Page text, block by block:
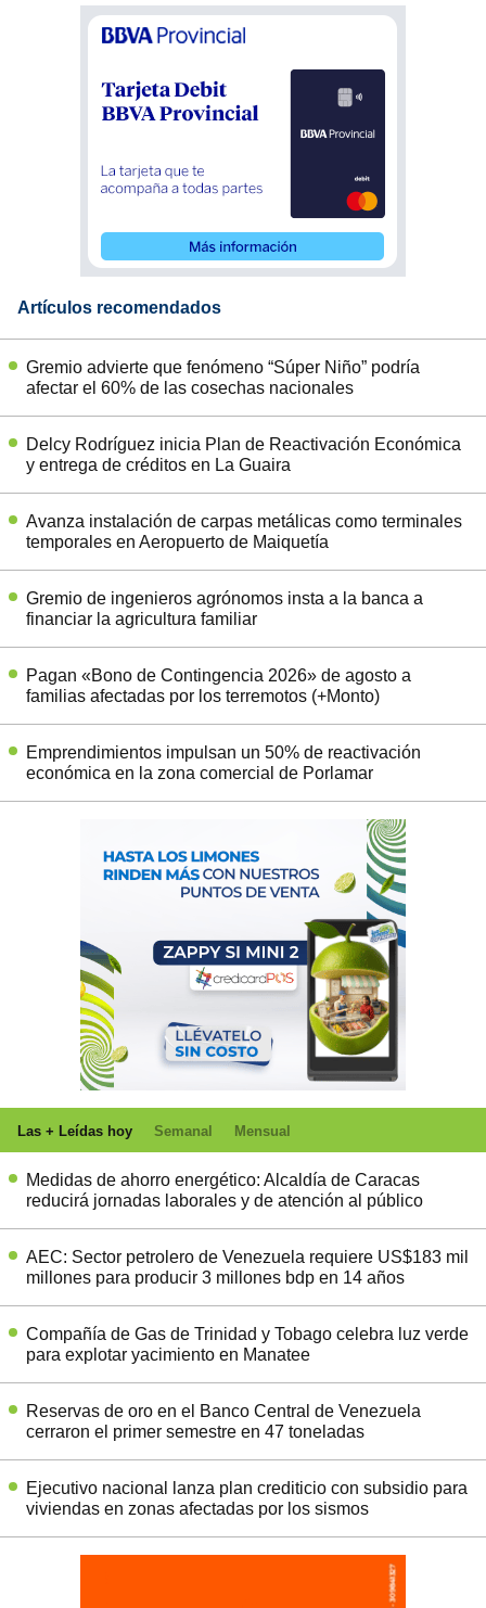
Artículos recomendados
Gremio advierte que fenómeno “Súper Niño” podría
afectar el 60% de las cosechas nacionales
Delcy Rodríguez inicia Plan de Reactivación Económica
y entrega de créditos en La Guaira
Avanza instalación de carpas metálicas como terminales
temporales en Aeropuerto de Maiquetía
Gremio de ingenieros agrónomos insta a la banca a
financiar la agricultura familiar
Pagan «Bono de Contingencia 2026» de agosto a
familias afectadas por los terremotos (+Monto)
Emprendimientos impulsan un 50% de reactivación
económica en la zona comercial de Porlamar
Las + Leídas hoy Semanal Mensual
Medidas de ahorro energético: Alcaldía de Caracas
reducirá jornadas laborales y de atención al público
AEC: Sector petrolero de Venezuela requiere US$183 mil
millones para producir 3 millones bdp en 14 años
Compañía de Gas de Trinidad y Tobago celebra luz verde
para explotar yacimiento en Manatee
Reservas de oro en el Banco Central de Venezuela
cerraron el primer semestre en 47 toneladas
Ejecutivo nacional lanza plan crediticio con subsidio para
viviendas en zonas afectadas por los sismos